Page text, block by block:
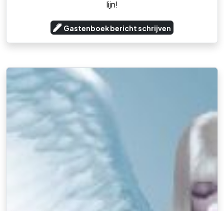
lijn!
Gastenboek bericht schrijven